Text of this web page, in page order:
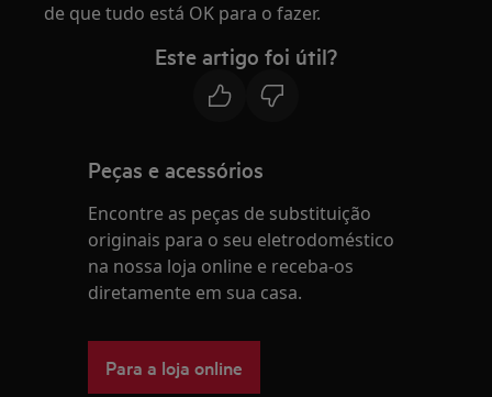
de que tudo está OK para o fazer.
Este artigo foi útil?
Peças e acessórios
Encontre as peças de substituição
originais para o seu eletrodoméstico
na nossa loja online e receba-os
diretamente em sua casa.
Para a loja online